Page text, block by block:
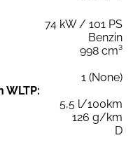
74 kW / 101 PS
Benzin
998 cm³
1 (None)
WLTP:
5,5 l/100km
126 g/km
D